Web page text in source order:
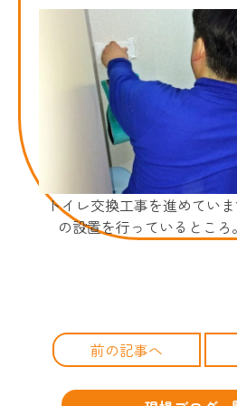
トイレ交換工事を進めてい
の設置を行っているところ
前の記事へ